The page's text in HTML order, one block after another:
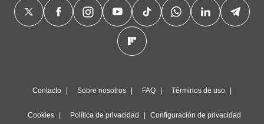
Contacto Sobre nosotros FAQ Términos de uso
Cookies Política de privacidad Configuración de privacidad